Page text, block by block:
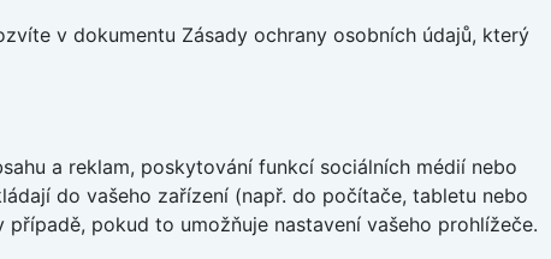
v dokumentu Zásady ochrany osobních údajů, který
a reklam, poskytování funkcí sociálních médií nebo
do vašeho zařízení (např. do počítače, tabletu nebo
pokud to umožňuje nastavení vašeho prohlížeče.